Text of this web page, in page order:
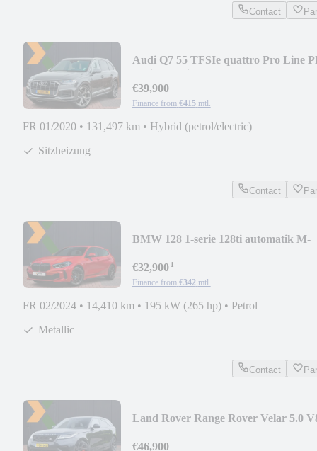
Contact
Audi Q7 55 TFSIe quattro Pro Line
€39,900
Finance from €415 mtl.
FR 01/2020 • 131,497 km • Hybrid (petrol/electric)
Sitzheizung
Contact
BMW 128 1-serie 128ti automatik M-
€32,900¹
Finance from €342 mtl.
FR 02/2024 • 14,410 km • 195 kW (265 hp) • Petrol
Metallic
Contact
Land Rover Range Rover Velar 5.0
€46,900